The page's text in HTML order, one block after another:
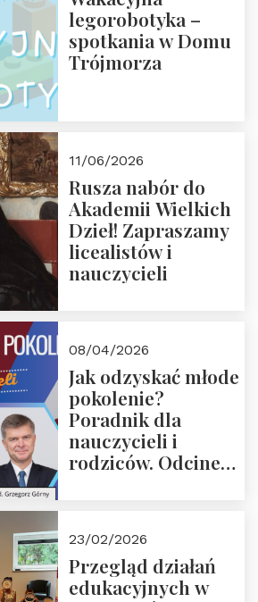
legorobotyka –
spotkania w Domu
Trójmorza
11/06/2026
Rusza nabór do
Akademii Wielkich
Dzieł! Zapraszamy
licealistów i
nauczycieli
08/04/2026
Jak odzyskać młode
pokolenie?
Poradnik dla
nauczycieli i
rodziców. Odcinek
Rozmawiają red.
Grzegorz Górny i
prof. Michał
23/02/2026
Przegląd działań
edukacyjnych w